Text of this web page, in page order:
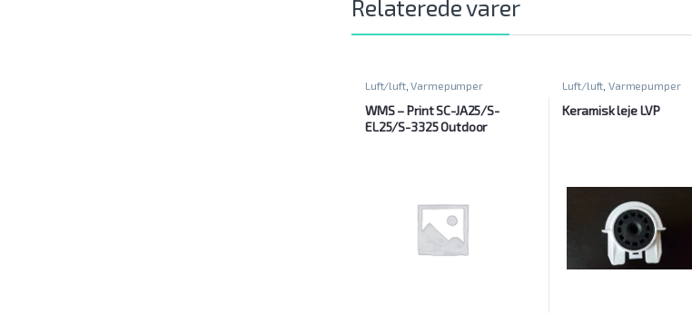
Relaterede varer
Luft/luft,Varmepumper
WMS – Print SC-JA25/S-
EL25/S-3325 Outdoor
Luft/luft Varmepumper
Keramisk leje LVP